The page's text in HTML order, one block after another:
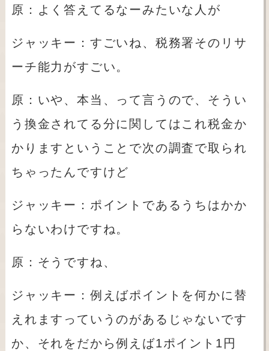
原：よく答えてるなーみたいな人が
ジャッキー：すごいね、税務署そのリサ
ーチ能力がすごい。
原：いや、本当、って言うので、そうい
う換金されてる分に関してはこれ税金か
かりますということで次の調査で取られ
ちゃったんですけど
ジャッキー：ポイントであるうちはかか
らないわけですね。
原：そうですね、
ジャッキー：例えばポイントを何かに替
えれますっていうのがあるじゃないです
か、それをだから例えば1ポイント 1 円